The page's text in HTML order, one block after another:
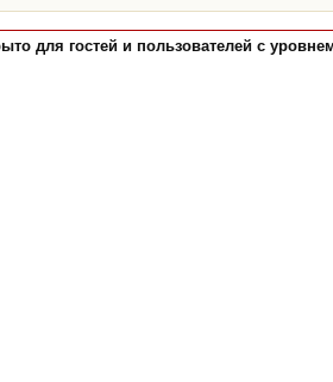
для гостей и пользователей с